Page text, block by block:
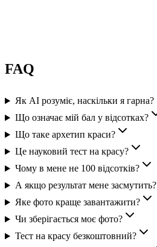
FAQ
Як AI розуміє, наскільки я гарна?
Що означає мій бал у відсотках?
Що таке архетип краси?
Це науковий тест на красу?
Чому в мене не 100 відсотків?
А якщо результат мене засмутить?
Яке фото краще завантажити?
Чи зберігається моє фото?
Тест на красу безкоштовний?